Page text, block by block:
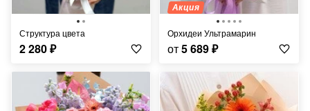
Структура цвета
2 280₽
Акция
Орхидеи Ультрамарин
от5 689₽